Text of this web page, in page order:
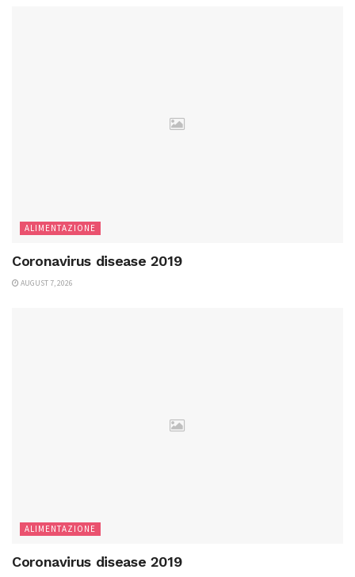
ALIMENTAZIONE
Coronavirus disease 2019
AUGUST 7, 2026
ALIMENTAZIONE
Coronavirus disease 2019